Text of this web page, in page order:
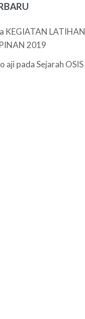
KEGIATAN LATIHAN
2019
aji padaSejarah OSIS